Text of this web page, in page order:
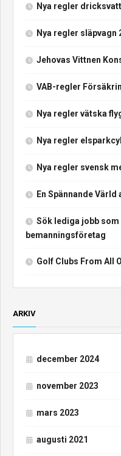
Nya regler
Nya regler släpvagn
Jehovas Vittnen
VAB-regler
Nya regler vätska
Nya regler
Nya regler svensk
En Spännande
Sök lediga jobb
bemanningsföretag
Golf Clubs From All
ARKIV
december 2024
november 2023
mars 2023
augusti 2021